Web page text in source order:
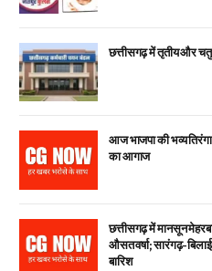
छत्तीसगढ़ में तृतीय और
आज भाजपा की भव्य तिरंगा
का आगाज
छत्तीसगढ़ में मानसून
औसत वर्षा; सारंगढ़-
बारिश